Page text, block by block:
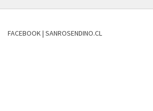
FACEBOOK | SANROSENDINO.CL